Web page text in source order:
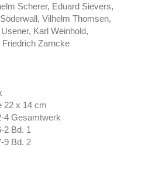
Scherer, Eduard Sievers,
Vilhelm Thomsen,
Karl Weinhold,
Friedrich Zarncke
22 x 14 cm
4 Gesamtwerk
2 Bd. 1
9 Bd. 2